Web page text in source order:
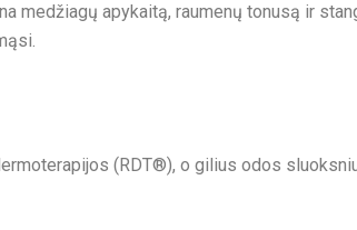
medžiagų apykaitą, raumenų tonusą ir
(RDT®), o gilius odos